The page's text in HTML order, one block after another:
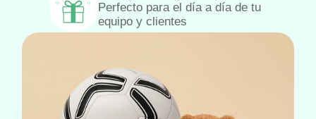
Perfecto para el día a día de tu
equipo y clientes